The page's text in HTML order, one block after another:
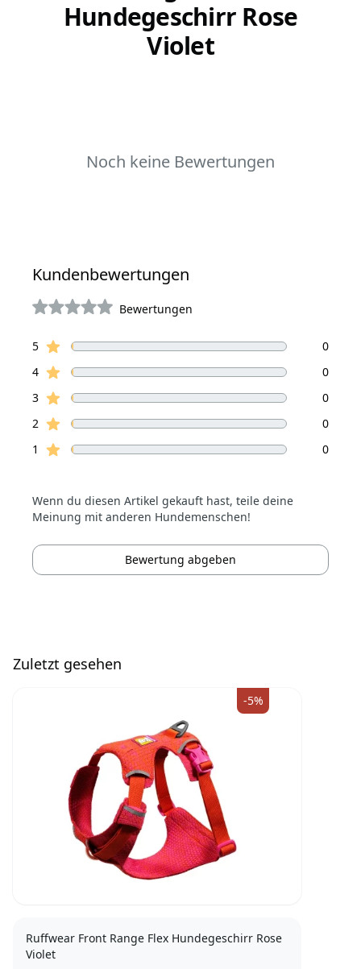
Hundegeschirr Rose
Violet
Noch keine Bewertungen
Kundenbewertungen
Bewertungen
Bewertungen
5Sterne Bewertungen
0
4Sterne Bewertungen
0
3Sterne Bewertungen
0
2 Sterne Bewertungen
0
1
Sterne Bewertungen 0
Wenn du diesen Artikel gekauft hast, teile deine
Meinung mit anderen Hundemenschen!
Bewertung abgeben
Zuletzt gesehen
-5%
Ruffwear Front Range Flex Hundegeschirr Rose
Violet